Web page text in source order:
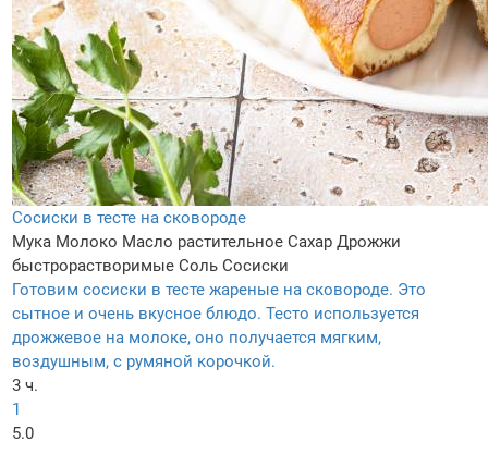
Сосиски в тесте на сковороде
Мука Молоко Масло растительное Сахар Дрожжи
быстрорастворимые Соль Сосиски
Готовим сосиски в тесте жареные на сковороде. Это
сытное и очень вкусное блюдо. Тесто используется
дрожжевое на молоке, оно получается мягким,
воздушным, с румяной корочкой.
3 ч.
1
5.0